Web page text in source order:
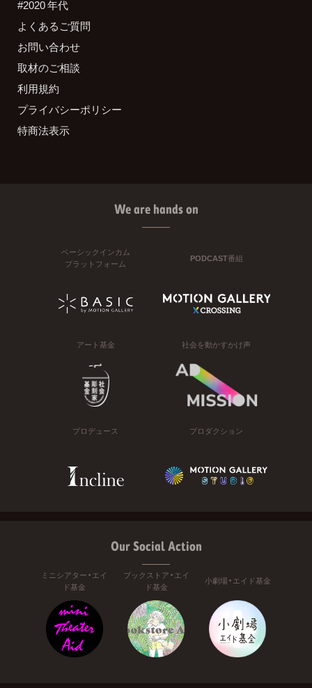
#2020 年代
よくあるご質問
お問い合わせ
取材のご相談
利用規約
プライバシーポリシー
特商法表示
We are hands on
ベーシックインカム
プラットフォーム
PODCAST番組
アート基金 社会を動かすかけ声
プロデュース プロダクション
Our Social Action
ミニシアター・エイ
ド基金
ブックストア・エイ
ド基金
小劇場・エイド基金